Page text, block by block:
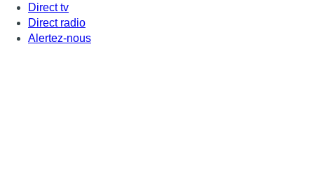
Direct tv
Direct radio
Alertez-nous